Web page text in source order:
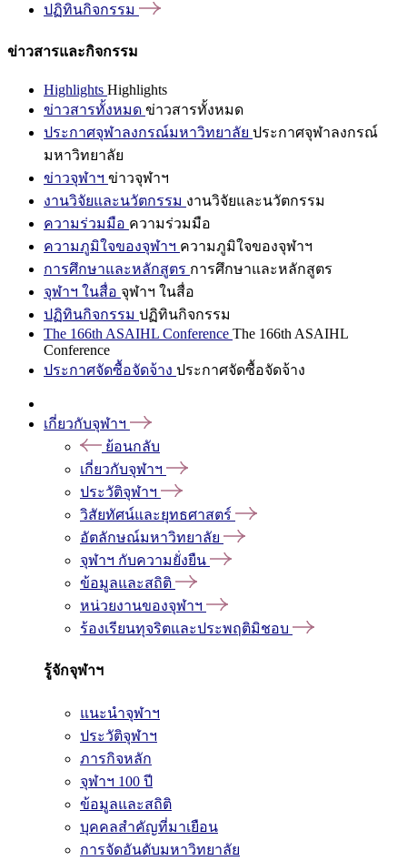
ปฏิทินกิจกรรม
ข่าวสารและกิจกรรม
Highlights Highlights
ข่าวสารทั้งหมด ข่าวสารทั้งหมด
ประกาศจุฬาลงกรณ์มหาวิทยาลัย ประกาศจุฬาลงกรณ์
มหาวิทยาลัย
ข่าวจุฬาฯ ข่าวจุฬาฯ
งานวิจัยและนวัตกรรม งานวิจัยและนวัตกรรม
ความร่วมมือ ความร่วมมือ
ความภูมิใจของจุฬาฯ ความภูมิใจของจุฬาฯ
การศึกษาและหลักสูตร การศึกษาและหลักสูตร
จุฬาฯ ในสื่อ จุฬาฯ ในสื่อ
ปฏิทินกิจกรรม ปฏิทินกิจกรรม
The 166th ASAIHL Conference The 166th ASAIHL
Conference
ประกาศจัดซื้อจัดจ้าง ประกาศจัดซื้อจัดจ้าง
เกี่ยวกับจุฬาฯ
ย้อนกลับ
เกี่ยวกับจุฬาฯ
ประวัติจุฬาฯ
วิสัยทัศน์และยุทธศาสตร์
อัตลักษณ์มหาวิทยาลัย
จุฬาฯ กับความยั่งยืน
ข้อมูลและสถิติ
หน่วยงานของจุฬาฯ
ร้องเรียนทุจริตและประพฤติมิชอบ
รู้จักจุฬาฯ
แนะนำจุฬาฯ
ประวัติจุฬาฯ
ภารกิจหลัก
จุฬาฯ 100 ปี
ข้อมูลและสถิติ
บุคคลสำคัญที่มาเยือน
การจัดอันดับมหาวิทยาลัย